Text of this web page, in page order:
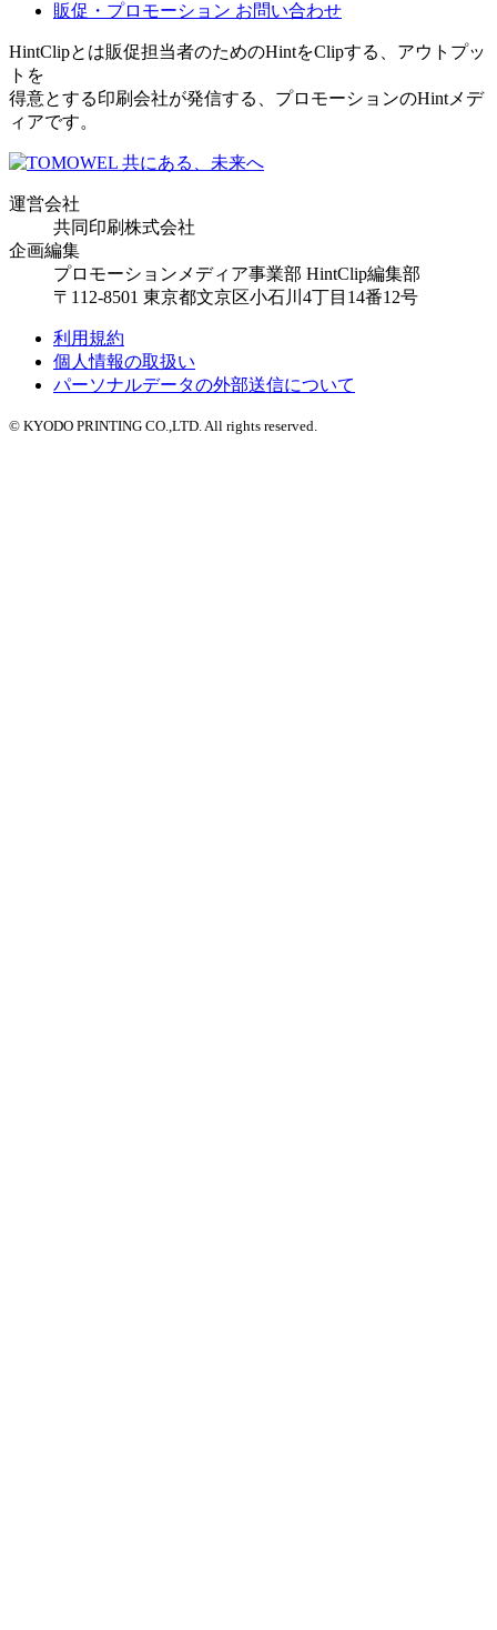
販促・プロモーション お問い合わせ
HintClipとは販促担当者のためのHintをClipする、アウトプッ
トを
得意とする印刷会社が発信する、プロモーションのHintメデ
ィアです。
運営会社
共同印刷株式会社
企画編集
プロモーションメディア事業部 HintClip編集部
〒112-8501 東京都文京区小石川4丁目14番12号
利用規約
個人情報の取扱い
パーソナルデータの外部送信について
© KYODO PRINTING CO.,LTD. All rights reserved.